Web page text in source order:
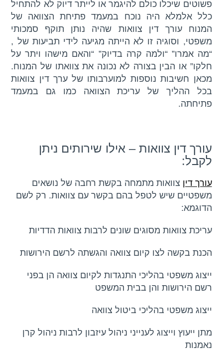
פשוטים שיכלו כולם להיגמר או לייתר דיוק לא להתחיל
כלל אלמלא היה נוכח במעמד פתיחת הצוואה של
המנוח עורך דין צוואות שהיה נותן תוקף סמכותי
משפטי, וסוגיה זו לא הייתה מגיעה לידי תביעות של ,
“מה אמרו” “ולמה קרה בדיוק” “והאם מישהו ויתר על
חלקו” או הבין בצורה לא נכונה את צוואתו של המנוח.
מכאן חשיבות נוספות למוערבותו של ערך דין צוואות
בכל ההליך של עריכת הצוואה כמו גם במעמד
פתיחתה.
עורך דין צוואות – אילו שירותים ניתן
לקבל:
עורך דין צוואות מתמחה בקשת רחבה של נושאים
משפטיים שיש לטפל בהם בקשר עם צוואות. רק לשם
הדוגמא:
עריכת צוואות מסוגים שונים לרבות צוואות הדדיות
הכנת בקשה לצו קיום צוואה והגשתה לרשם הירושות
ייצוג משפטי בהליכי התנגדות לקיום צוואה הן בפני
רשם הירושות והן בבית המשפט
ייצוג משפטי בהליכי ביטול צוואה
מתן ייעוץ וייצוג לענייני ניהול עיזבון לרבות ניהול קרן
נאמנות